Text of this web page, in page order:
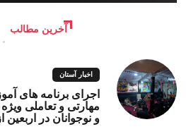
آخرین مطالب
اخبار آستان
اجرای برنامه های
مهارتی و تعاملی
و نوجوانان در